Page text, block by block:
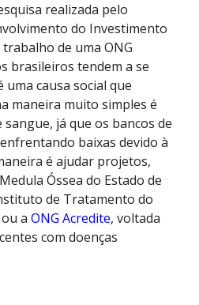
realizada pelo
do Investimento
de uma ONG
brasileiros tendem a se
uma causa social que
maneira muito simples é
já que os bancos de
baixas devido à
é ajudar projetos,
Óssea do Estado de
de Tratamento do
ou aONG Acredite, voltada
com doenças